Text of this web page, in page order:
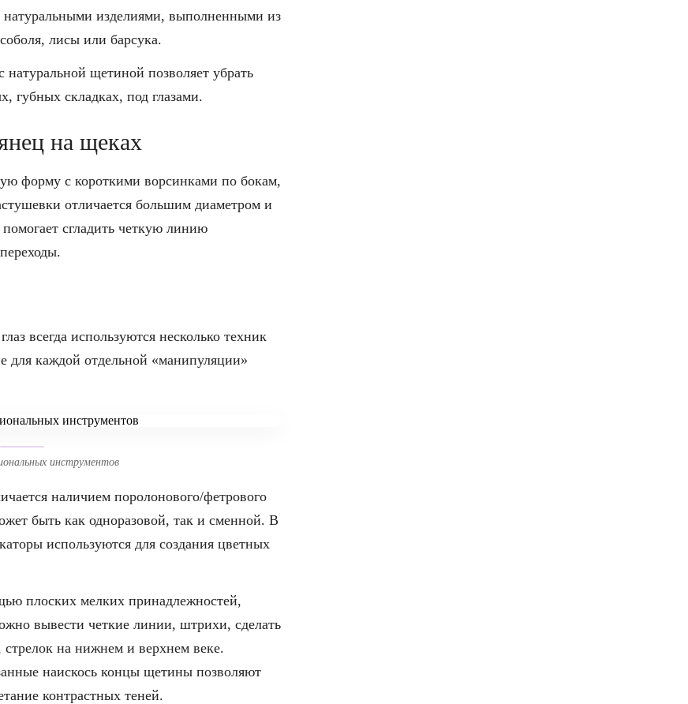
натуральными изделиями, выполненными из
лисы или барсука.
натуральной щетиной позволяет убрать
губных складках, под глазами.
на щеках
форму с короткими ворсинками по бокам,
отличается большим диаметром и
сгладить четкую линию
всегда используются несколько техник
для каждой отдельной «манипуляции»
инструментов
наличием поролонового/фетрового
быть как одноразовой, так и сменной. В
используются для создания цветных
плоских мелких принадлежностей,
вывести четкие линии, штрихи, сделать
на нижнем и верхнем веке.
наискось концы щетины позволяют
контрастных теней.